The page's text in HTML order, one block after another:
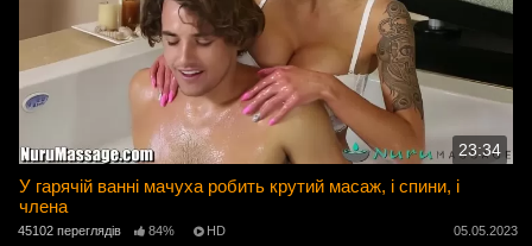
23:34
У гарячій ванні мачуха робить крутий масаж, і спини, і
члена
45102 переглядів 84% HD 05.05.2023